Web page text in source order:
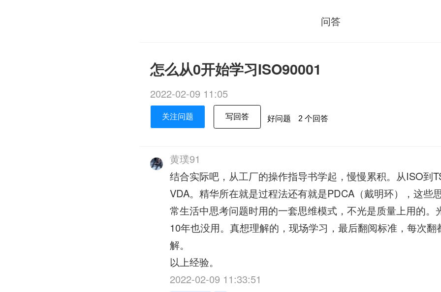
问答
怎么从0开始学习ISO90001
2022-02-09 11:05
关注问题 写回答 好问题 2 个回答
黄璞91
结合实际吧，从工厂的操作指导书学起，慢慢累积。从ISO到
VDA。精华所在就是过程法还有就是PDCA（戴明环），这些
常生活中思考问题时用的一套思维模式，不光是质量上用的。
10年也没用。真想理解的，现场学习，最后翻阅标准，每次翻
解。
以上经验。
2022-02-09 11:33:51